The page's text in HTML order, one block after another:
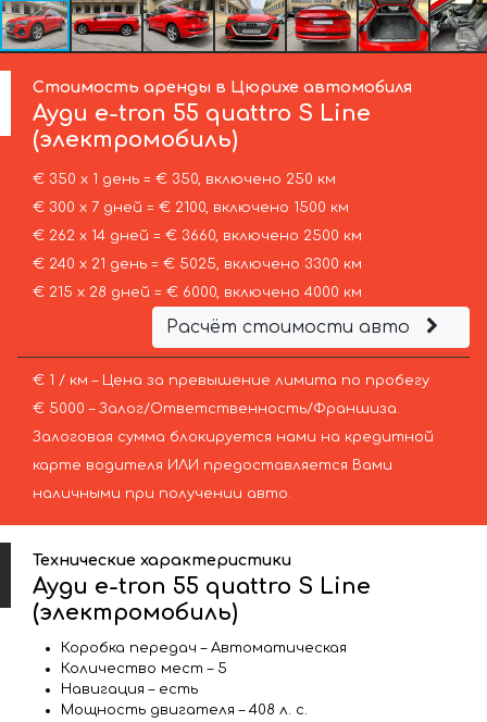
Стоимость аренды в Цюрихе автомобиля
Ауди e-tron 55 quattro S Line
(электромобиль)
€ 350 х 1 день = € 350, включено 250 км
€ 300 х 7 дней = € 2100, включено 1500 км
€ 262 х 14 дней = € 3660, включено 2500 км
€ 240 х 21 день = € 5025, включено 3300 км
€ 215 х 28 дней = € 6000, включено 4000 км
Расчёт стоимости авто
€ 1 / км – Цена за превышение лимита по пробегу
€ 5000 – Залог/Ответственность/Франшиза.
Залоговая сумма блокируется нами на кредитной
карте водителя ИЛИ предоставляется Вами
наличными при получении авто.
Технические характеристики
Ауди e-tron 55 quattro S Line
(электромобиль)
Коробка передач – Автоматическая
Количество мест – 5
Навигация – есть
Мощность двигателя – 408 л. с.